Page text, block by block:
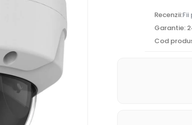
Recenzii:
Garantie:
Cod